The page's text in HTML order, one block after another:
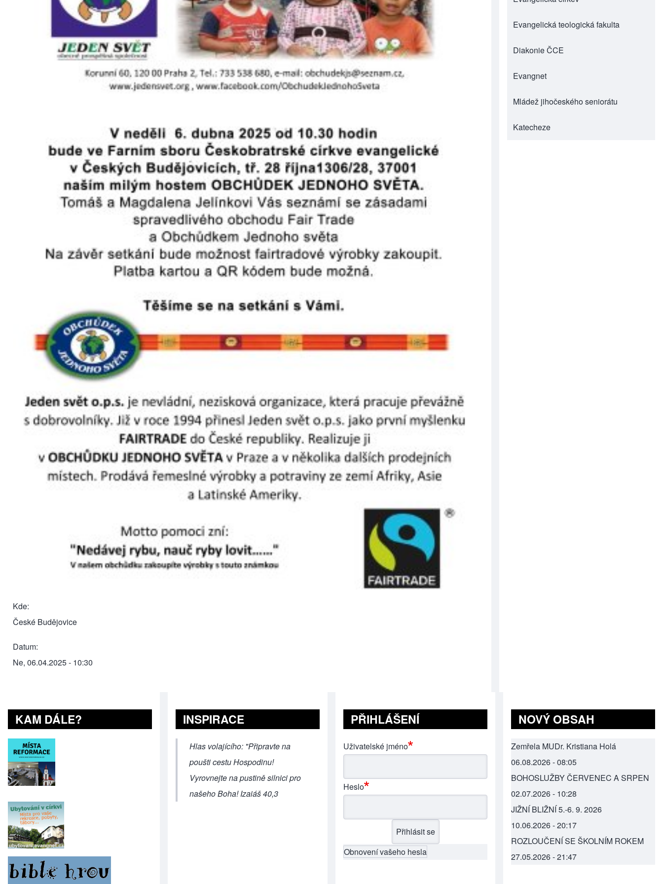
Kde
České Budějovice
Datum
Ne, 06.04.2025 - 10:30
Evangelická teologická fakulta
(opens in new tab)
Diakonie ČCE
(opens in new tab)
Evangnet
(opens in new tab)
Mládež jihočeského seniorátu
(opens in new tab)
Katecheze
(opens in new tab)
KAM DÁLE? INSPIRACE
Hlas volajícího: "Připravte na
poušti cestu Hospodinu!
Vyrovnejte na pustině silnici pro
našeho Boha! Izaiáš 40,3
PŘIHLÁŠENÍ
Uživatelské jméno
Heslo
Obnovení vašeho hesla
NOVÝ OBSAH
Zemřela MUDr. Kristiana Holá
06.08.2026 - 08:05
BOHOSLUŽBY ČERVENEC A SRPEN
02.07.2026 - 10:28
JIŽNÍ BLIŽNÍ 5.-6. 9. 2026
10.06.2026 - 20:17
ROZLOUČENÍ SE ŠKOLNÍM ROKEM
27.05.2026 - 21:47